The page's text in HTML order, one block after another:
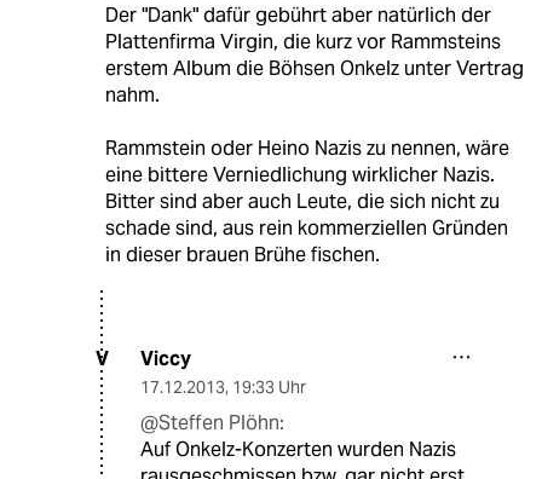
Der "Dank" dafür gebührt aber natürlich der
Plattenfirma Virgin, die kurz vor Rammsteins
erstem Album die Böhsen Onkelz unter Vertrag
nahm.
Rammstein oder Heino Nazis zu nennen, wäre
eine bittere Verniedlichung wirklicher Nazis.
Bitter sind aber auch Leute, die sich nicht zu
schade sind, aus rein kommerziellen Gründen
in dieser brauen Brühe fischen.
V Viccy
17.12.2013, 19:33 Uhr
@Steffen Plöhn:
Auf Onkelz-Konzerten wurden Nazis